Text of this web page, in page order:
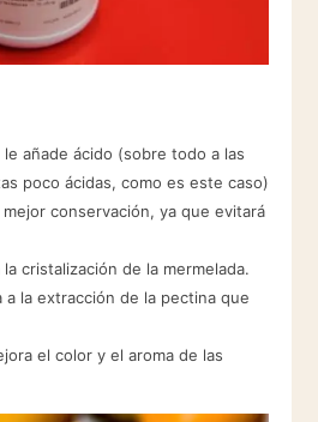
le añade ácido (sobre todo a las
poco ácidas, como es este caso)
conservación, ya que evitará
cristalización de la mermelada.
la extracción de la pectina que
el color y el aroma de las